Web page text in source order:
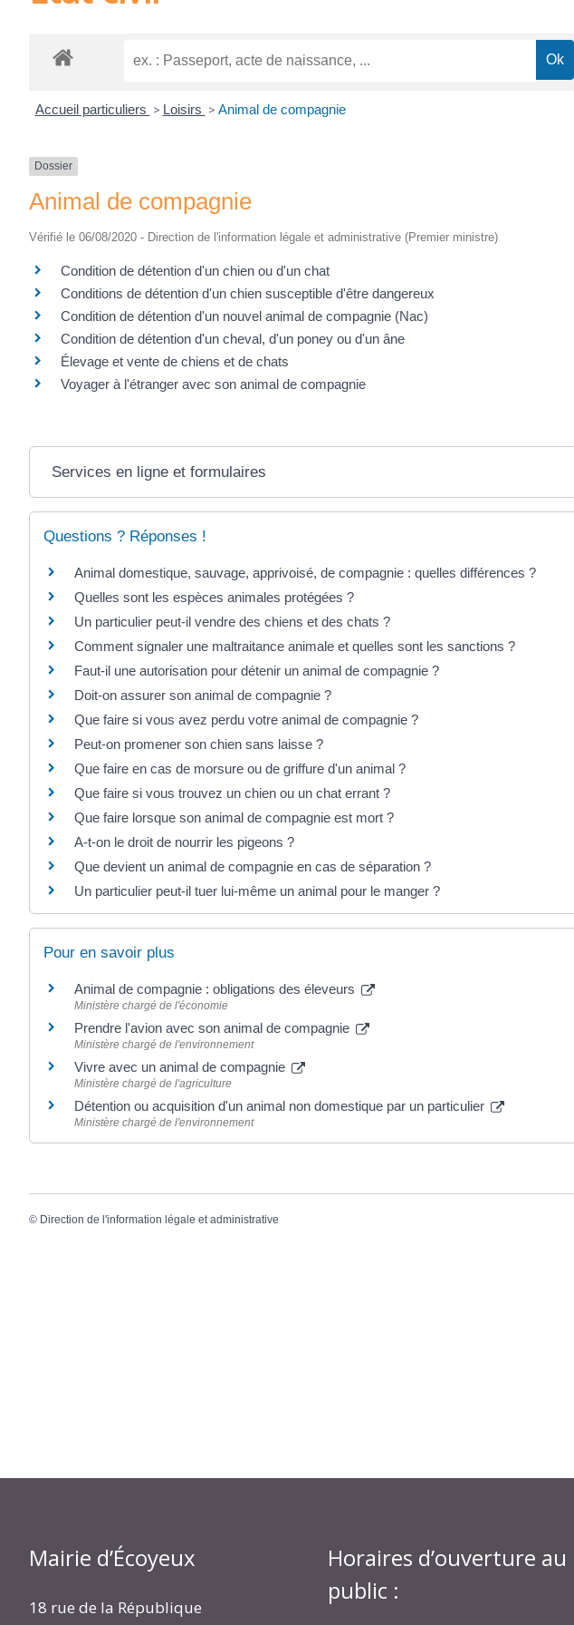
Accueil particuliers > Loisirs > Animal de compagnie
Dossier
Animal de compagnie
Vérifié le 06/08/2020 - Direction de l'information légale et administrative (Premier ministre)
Condition de détention d'un chien ou d'un chat
Conditions de détention d'un chien susceptible d'être dangereux
Condition de détention d'un nouvel animal de compagnie (Nac)
Condition de détention d'un cheval, d'un poney ou d'un âne
Élevage et vente de chiens et de chats
Voyager à l'étranger avec son animal de compagnie
Services en ligne et formulaires
Questions ? Réponses !
Animal domestique, sauvage, apprivoisé, de compagnie : quelles différences ?
Quelles sont les espèces animales protégées ?
Un particulier peut-il vendre des chiens et des chats ?
Comment signaler une maltraitance animale et quelles sont les sanctions ?
Faut-il une autorisation pour détenir un animal de compagnie ?
Doit-on assurer son animal de compagnie ?
Que faire si vous avez perdu votre animal de compagnie ?
Peut-on promener son chien sans laisse ?
Que faire en cas de morsure ou de griffure d'un animal ?
Que faire si vous trouvez un chien ou un chat errant ?
Que faire lorsque son animal de compagnie est mort ?
A-t-on le droit de nourrir les pigeons ?
Que devient un animal de compagnie en cas de séparation ?
Un particulier peut-il tuer lui-même un animal pour le manger ?
Pour en savoir plus
Animal de compagnie : obligations des éleveurs
Ministère chargé de l'économie
Prendre l'avion avec son animal de compagnie
Ministère chargé de l'environnement
Vivre avec un animal de compagnie
Ministère chargé de l'agriculture
Détention ou acquisition d'un animal non domestique par un particulier
Ministère chargé de l'environnement
© Direction de l'information légale et administrative
Mairie d’Écoyeux
18 rue de la République
Horaires d’ouverture au
public :